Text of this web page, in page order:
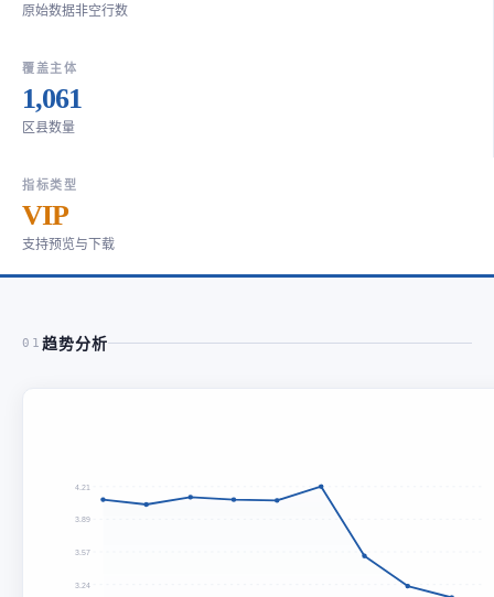
原始数据非空行数
覆盖主体
1,061
区县数量
指标类型
VIP
支持预览与下载
01 趋势分析
4.21
3.89
3.57
3.24